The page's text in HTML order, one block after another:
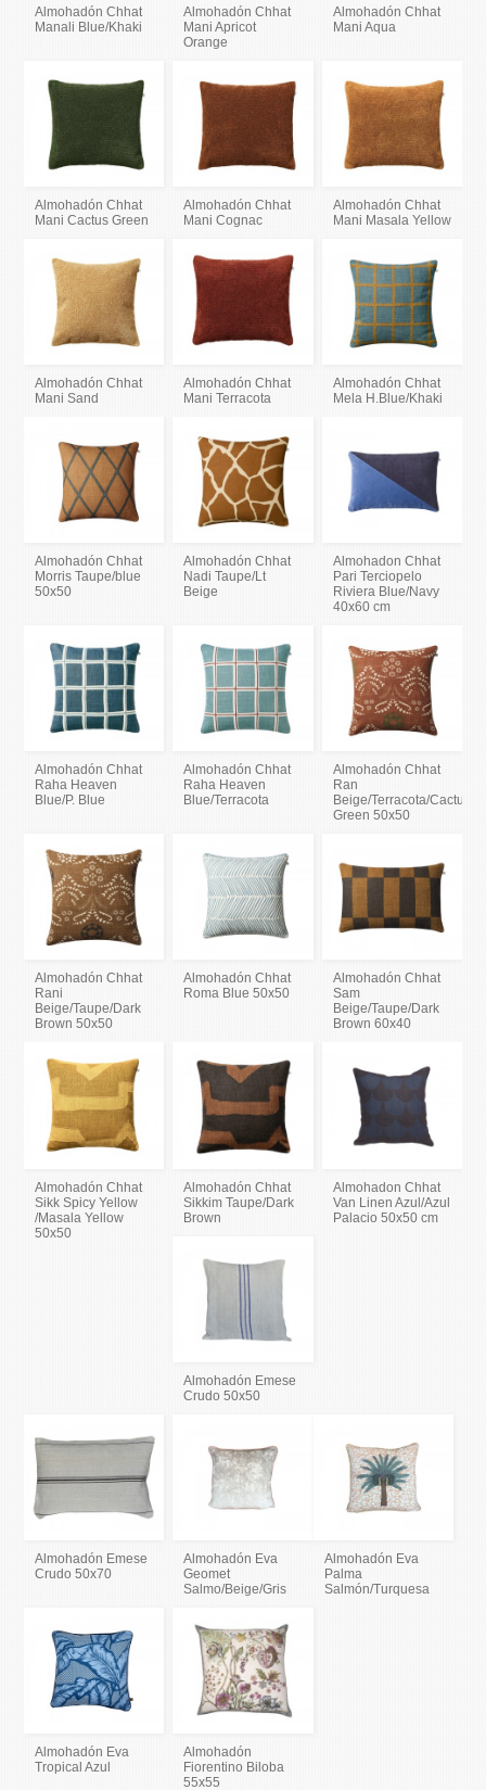
Almohadón Chhat
Manali Blue/Khaki
Almohadón Chhat
Mani Apricot
Orange
Almohadón Chhat
Mani Aqua
Almohadón Chhat
Mani Cactus Green
Almohadón Chhat
Mani Cognac
Almohadón Chhat
Mani Masala Yellow
Almohadón Chhat
Mani Sand
Almohadón Chhat
Mani Terracota
Almohadón Chhat
Mela H.Blue/Khaki
Almohadón Chhat
Morris Taupe/blue
50x50
Almohadón Chhat
Nadi Taupe/Lt
Beige
Almohadon Chhat
Pari Terciopelo
Riviera Blue/Navy
40x60 cm
Almohadón Chhat
Raha Heaven
Blue/P. Blue
Almohadón Chhat
Raha Heaven
Blue/Terracota
Almohadón Chhat
Ran
Beige/Terracota/Cactus
Green 50x50
Almohadón Chhat
Rani
Beige/Taupe/Dark
Brown 50x50
Almohadón Chhat
Roma Blue 50x50
Almohadón Chhat
Sam
Beige/Taupe/Dark
Brown 60x40
Almohadón Chhat
Sikk Spicy Yellow
/Masala Yellow
50x50
Almohadón Chhat
Sikkim Taupe/Dark
Brown
Almohadon Chhat
Van Linen Azul/Azul
Palacio 50x50 cm
Almohadón Emese
Crudo 50x50
Almohadón Emese
Crudo 50x70
Almohadón Eva
Geomet
Salmo/Beige/Gris
Almohadón Eva
Palma
Salmón/Turquesa
Almohadón Eva
Tropical Azul
Almohadón
Fiorentino Biloba
55x55